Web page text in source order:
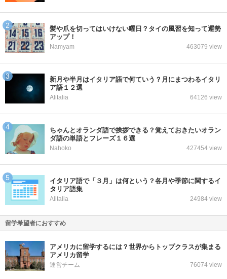
髪や爪を切ってはいけない曜日？タイの風習を知って運勢
アップ！
Namyam 463079 view
新月や半月はイタリア語で何ていう？月にまつわるイタリ
ア語１２選
Alitalia 64126 view
ちゃんとオランダ語で挨拶できる？覚えておきたいオラン
ダ語の単語とフレーズ１６選
Nahoko 427454 view
イタリア語で「３月」は何という？各月や季節に関するイ
タリア語集
Alitalia 24984 view
留学希望者におすすめ
アメリカに留学するには？世界からトップクラスが集まる
アメリカ留学
運営チーム 76074 view